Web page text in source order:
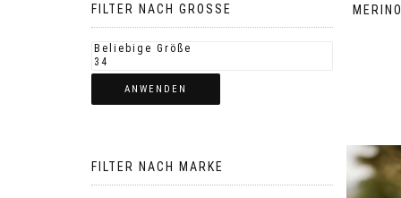
FILTER NACH GROSSE
ANWENDEN
FILTER NACH MARKE